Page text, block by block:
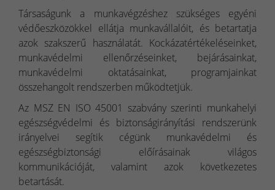
Társaságunk a munkavégzéshez szükséges egyéni
védőeszközökkel ellátja munkavállalóit, és betartatja
azok szakszerű használatát. Kockázatértékeléseinket,
munkavédelmi ellenőrzéseinket, bejárásainkat,
munkavédelmi oktatásainkat, programjainkat
összehangolt rendszerben működtetjük.
Az MSZ EN ISO 45001 szabvány szerinti munkahelyi
egészségvédelmi és biztonságirányítási rendszerünk
irányelvei segítik cégünk munkavédelmi és
egészségbiztonsági előírásainak világos
kommunikációját, valamint azok következetes
betartását.